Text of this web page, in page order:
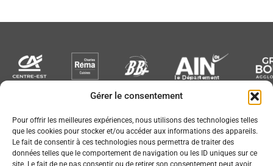
Gérer le consentement
Pour offrir les meilleures expériences, nous utilisons des technologies telles
que les cookies pour stocker et/ou accéder aux informations des appareils.
Le fait de consentir à ces technologies nous permettra de traiter des
données telles que le comportement de navigation ou les ID uniques sur ce
site. Le fait de ne pas consentir ou de retirer son consentement peut avoir
Newsletter